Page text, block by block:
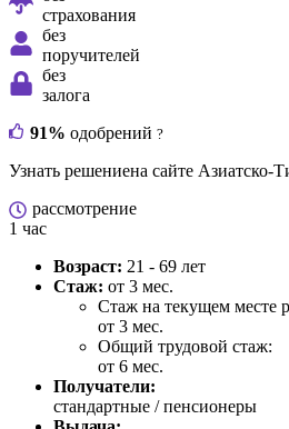
страхования
без
поручителей
без
залога
91% одобрений ?
Узнать решениена сайте Азиатско-
рассмотрение
1 час
Возраст: 21 - 69 лет
Стаж: от 3 мес.
Стаж на текущем месте
от 3 мес.
Общий трудовой стаж:
от 6 мес.
Получатели:
стандартные / пенсионеры